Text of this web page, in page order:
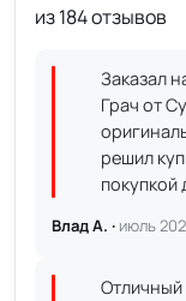
из 184 отзывов
Заказал
Грач от
решил
покупкой
Влад А. · июль
Отличный